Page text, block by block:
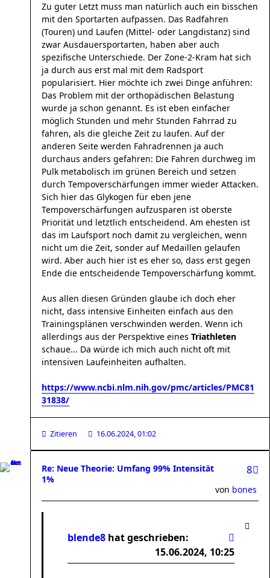
Zu guter Letzt muss man natürlich auch ein bisschen
mit den Sportarten aufpassen. Das Radfahren
(Touren) und Laufen (Mittel- oder Langdistanz) sind
zwar Ausdauersportarten, haben aber auch
spezifische Unterschiede. Der Zone-2-Kram hat sich
ja durch aus erst mal mit dem Radsport
popularisiert. Hier möchte ich zwei Dinge anführen:
Das Problem mit der orthopädischen Belastung
wurde ja schon genannt. Es ist eben einfacher
möglich Stunden und mehr Stunden Fahrrad zu
fahren, als die gleiche Zeit zu laufen. Auf der
anderen Seite werden Fahradrennen ja auch
durchaus anders gefahren: Die Fahren durchweg im
Pulk metabolisch im grünen Bereich und setzen
durch Tempoverschärfungen immer wieder Attacken.
Sich hier das Glykogen für eben jene
Tempoverschärfungen aufzusparen ist oberste
Priorität und letztlich entscheidend. Am ehesten ist
das im Laufsport noch damit zu vergleichen, wenn
nicht um die Zeit, sonder auf Medaillen gelaufen
wird. Aber auch hier ist es eher so, dass erst gegen
Ende die entscheidende Tempoverschärfung kommt.
Aus allen diesen Gründen glaube ich doch eher
nicht, dass intensive Einheiten einfach aus den
Trainingsplänen verschwinden werden. Wenn ich
allerdings aus der Perspektive eines Triathleten
schaue... Da würde ich mich auch nicht oft mit
intensiven Laufeinheiten aufhalten.
https://www.ncbi.nlm.nih.gov/pmc/articles/PMC81
31838/
Zitieren 16.06.2024, 01:02
Re: Neue Theorie: Umfang 99% Intensität
1%
8
von bones
blende8 hat geschrieben:
15.06.2024, 10:25